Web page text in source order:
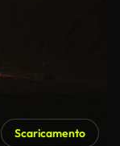
Scaricamento